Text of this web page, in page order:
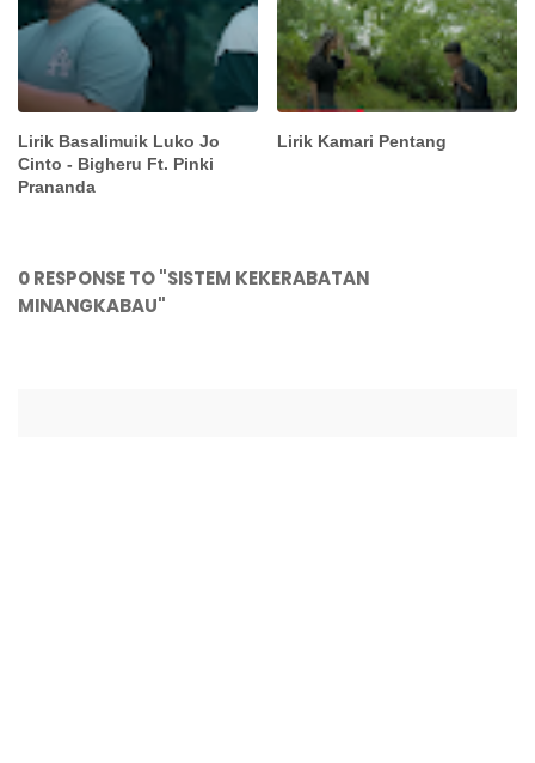
Lirik Basalimuik Luko Jo
Cinto - Bigheru Ft. Pinki
Prananda
Lirik Kamari Pentang
0 RESPONSE TO "SISTEM KEKERABATAN
MINANGKABAU"